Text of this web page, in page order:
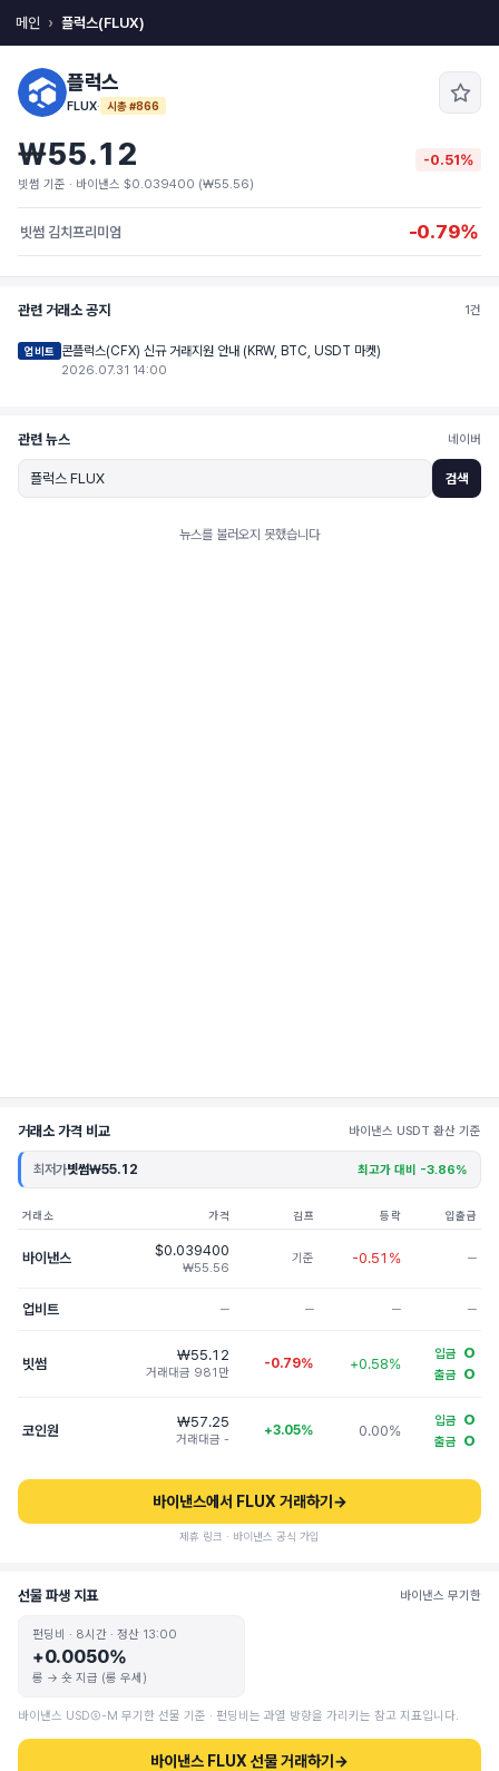
메인 플럭스(FLUX)
플럭스
FLUX· 시총 #866
₩55.12 -0.51%
빗썸 기준 · 바이낸스 $0.039400 (₩55.56)
빗썸 김치프리미엄 -0.79%
관련 거래소 공지 1건
업비트 콘플럭스(CFX) 신규 거래지원 안내 (KRW, BTC, USDT 마켓)
2026.07.31 14:00
관련 뉴스 네이버
검색
뉴스를 불러오지 못했습니다
거래소 가격 비교 바이낸스 USDT 환산 기준
최저가빗썸₩55.12 최고가 대비 -3.86%
거래소 가격 김프 등락 입출금
바이낸스 $0.039400
₩55.56
기준 -0.51% ─
업비트 ─ ─ ─ ─
빗썸
₩55.12
거래대금 981만
-0.79% +0.58%
입금 O
출금 O
코인원
₩57.25
거래대금 -
+3.05% 0.00%
입금 O
출금 O
바이낸스에서 FLUX 거래하기 →
제휴 링크 · 바이낸스 공식 가입
선물 파생 지표 바이낸스 무기한
펀딩비 · 8시간 · 정산 13:00
+0.0050%
롱 → 숏 지급 (롱 우세)
바이낸스 USDⓈ-M 무기한 선물 기준 · 펀딩비는 과열 방향을 가리키는 참고 지표입니다.
바이낸스 FLUX 선물 거래하기 →